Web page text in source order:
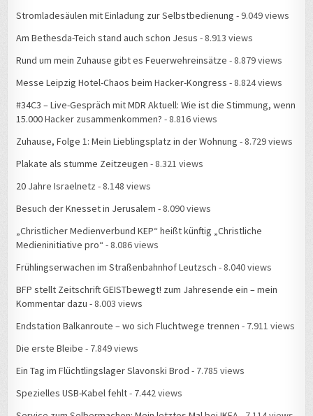
Stromladesäulen mit Einladung zur Selbstbedienung - 9.049 views
Am Bethesda-Teich stand auch schon Jesus - 8.913 views
Rund um mein Zuhause gibt es Feuerwehreinsätze - 8.879 views
Messe Leipzig Hotel-Chaos beim Hacker-Kongress - 8.824 views
#34C3 – Live-Gespräch mit MDR Aktuell: Wie ist die Stimmung, wenn
15.000 Hacker zusammenkommen? - 8.816 views
Zuhause, Folge 1: Mein Lieblingsplatz in der Wohnung - 8.729 views
Plakate als stumme Zeitzeugen - 8.321 views
20 Jahre Israelnetz - 8.148 views
Besuch der Knesset in Jerusalem - 8.090 views
„Christlicher Medienverbund KEP“ heißt künftig „Christliche
Medieninitiative pro“ - 8.086 views
Frühlingserwachen im Straßenbahnhof Leutzsch - 8.040 views
BFP stellt Zeitschrift GEISTbewegt! zum Jahresende ein – mein
Kommentar dazu - 8.003 views
Endstation Balkanroute – wo sich Fluchtwege trennen - 7.911 views
Die erste Bleibe - 7.849 views
Ein Tag im Flüchtlingslager Slavonski Brod - 7.785 views
Spezielles USB-Kabel fehlt- 7.442 views